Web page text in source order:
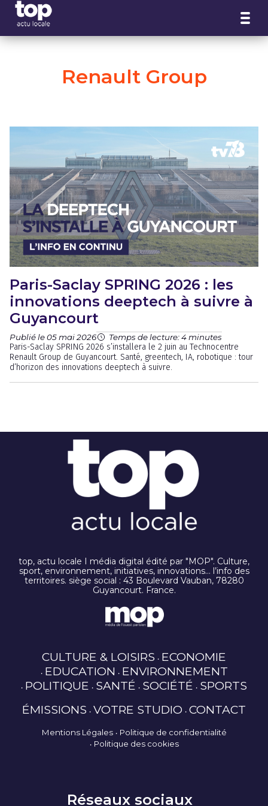
Renault Group
Paris-Saclay SPRING 2026 : les
innovations deeptech à suivre à
Guyancourt
Publié le 05 mai 2026 Temps de lecture: 4 minutes
Paris-Saclay SPRING 2026 s’installera le 2 juin au Technocentre
Renault Group de Guyancourt. Santé, greentech, IA, robotique : tour
d’horizon des innovations deeptech à suivre.
top, actu locale I média digital édité par "MOP". Culture,
sport, environnement, initiatives, innovations… l’info des
territoires. siège social : 43 Boulevard Vauban, 78280
Guyancourt. France.
CULTURE & LOISIRS ECONOMIE
EDUCATION ENVIRONNEMENT
POLITIQUE SANTÉ SOCIÉTÉ SPORTS
ÉMISSIONS VOTRE STUDIO CONTACT
Mentions Légales
Politique de confidentialité
Politique des cookies
Réseaux sociaux
Panneau de gestion des cookies